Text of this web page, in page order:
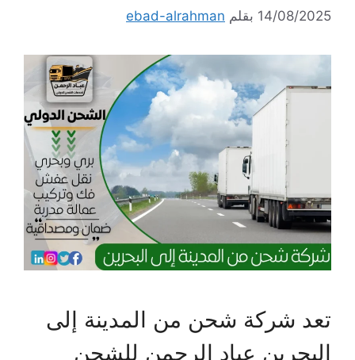
14/08/2025 بقلم ebad-alrahman
تعد شركة شحن من المدينة إلى
البحرين عباد الرحمن للشحن